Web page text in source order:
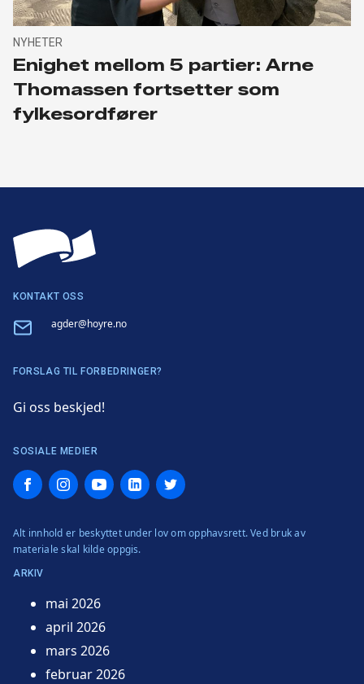
NYHETER
Enighet mellom 5 partier: Arne
Thomassen fortsetter som
fylkesordfører
KONTAKT OSS
Email agder@hoyre.no
FORSLAG TIL FORBEDRINGER?
Gi oss beskjed!
SOSIALE MEDIER
FacebookInstagramYouTubeLinkedInTwitter
Alt innhold er beskyttet under lov om opphavsrett. Ved bruk av
materiale skal kilde oppgis.
ARKIV
mai 2026
april 2026
mars 2026
februar 2026